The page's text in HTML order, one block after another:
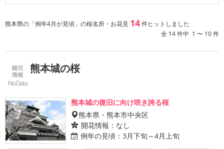
熊本県の「例年4月が見頃」の桜名所・お花見 14件ヒットしました
全 14 件中 1 〜 10 件
熊本城の桜
熊本城の復旧に向け咲き誇る桜
熊本県・熊本市中央区
開花情報： なし
例年の見頃： 3月下旬～4月上旬